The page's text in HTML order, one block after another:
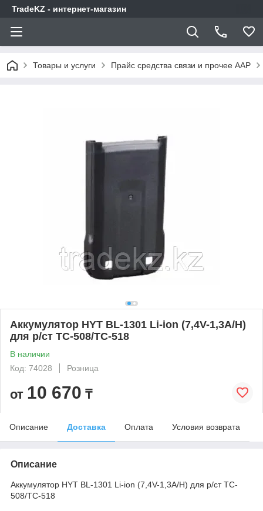
TradeKZ - интернет-магазин
Товары и услуги Прайс средства связи и прочее AAP
Аккумулятор HYT BL-1301 Li-ion (7,4V-1,3A/H)
для р/ст TC-508/TC-518
В наличии
Код: 74028
Розница
от 10 670 ₸
Описание Доставка Оплата Условия возврата
Описание
Аккумулятор HYT BL-1301 Li-ion (7,4V-1,3A/H) для р/ст TC-
508/TC-518